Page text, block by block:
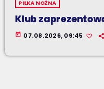
PIŁKA NOŻNA
Klub
today 07.08.2026, 09:45